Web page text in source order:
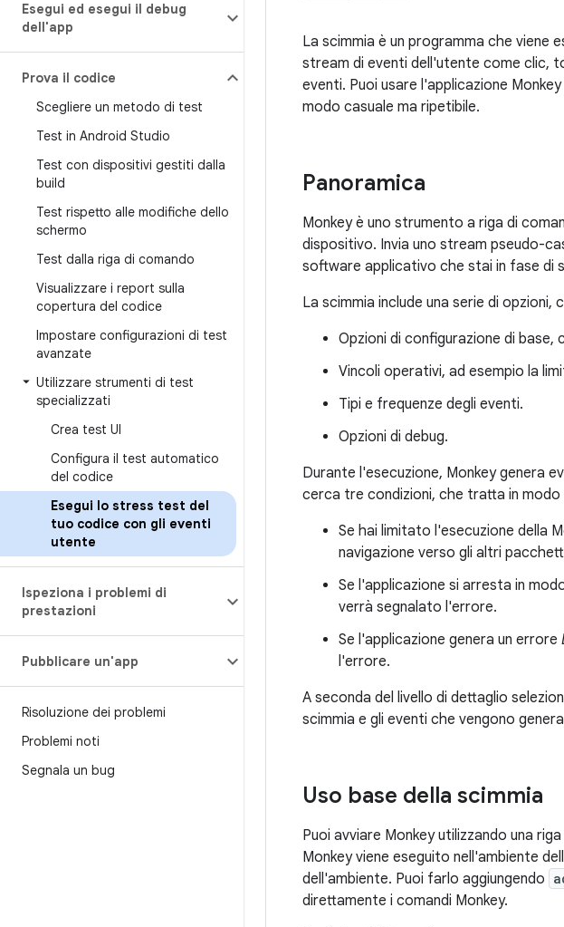
Esegui ed esegui il debug
dell'app
Prova il codice
Scegliere un metodo di test
Test in Android Studio
Test con dispositivi gestiti dalla
build
Test rispetto alle modifiche dello
schermo
Test dalla riga di comando
Visualizzare i report sulla
copertura del codice
Impostare configurazioni di test
avanzate
Utilizzare strumenti di test
specializzati
Crea test UI
Configura il test automatico
del codice
Esegui lo stress test del
tuo codice con gli eventi
utente
Ispeziona i problemi di
prestazioni
Pubblicare un'app
Risoluzione dei problemi
Problemi noti
Segnala un bug
La scimmia è un programma che viene
stream di eventi dell'utente come clic,
eventi. Puoi usare l'applicazione
modo casuale ma ripetibile.
Panoramica
Monkey è uno strumento a riga di
dispositivo. Invia uno stream pseudo-
software applicativo che stai in fase di
La scimmia include una serie di
Opzioni di configurazione di
Vincoli operativi, ad esempio la
Tipi e frequenze degli eventi.
Opzioni di debug.
Durante l'esecuzione, Monkey genera
cerca tre condizioni, che tratta in
Se hai limitato l'esecuzione della
navigazione verso gli altri
Se l'applicazione si arresta in
verrà segnalato l'errore.
Se l'applicazione genera un errore
l'errore.
A seconda del livello di dettaglio
scimmia e gli eventi che vengono
Uso base della scimmia
Puoi avviare Monkey utilizzando una
Monkey viene eseguito nell'ambiente
dell'ambiente. Puoi farlo aggiungendo
direttamente i comandi Monkey.